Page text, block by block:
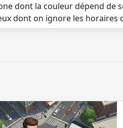
dont la couleur dépend de
dont on ignore les horaires